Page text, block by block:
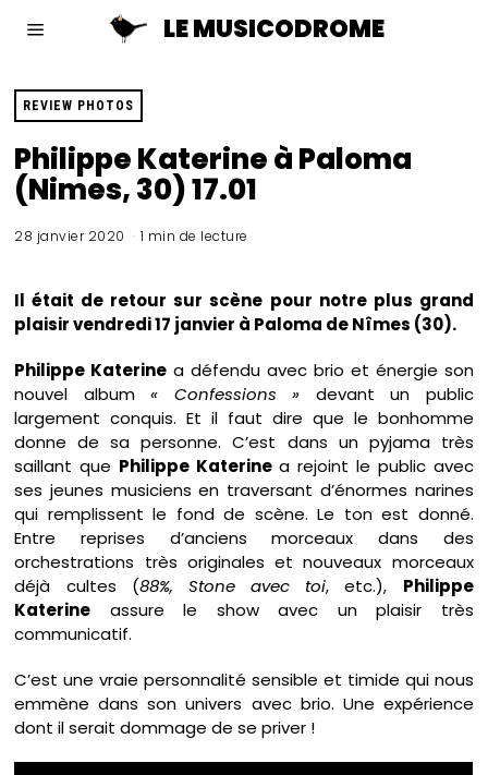
LE MUSICODROME
REVIEW PHOTOS
Philippe Katerine à Paloma
(Nimes, 30) 17.01
28 janvier 2020 1 min de lecture
Il était de retour sur scène pour notre plus grand
plaisir vendredi 17 janvier à Paloma de Nîmes (30).
Philippe Katerine a défendu avec brio et énergie son
nouvel album« Confessions » devant un public
largement conquis. Et il faut dire que le bonhomme
donne de sa personne. C’est dans un pyjama très
saillant que Philippe Katerinea rejoint le public avec
ses jeunes musiciens en traversant d’énormes narines
qui remplissent le fond de scène. Le ton est donné.
Entre reprises d’anciens morceaux dans des
orchestrations très originales et nouveaux morceaux
déjà cultes (88%, Stone avec toi, etc.), Philippe
Katerine assure le show avec un plaisir très
communicatif.
C’est une vraie personnalité sensible et timide qui nous
emmène dans son univers avec brio. Une expérience
dont il serait dommage de se priver !